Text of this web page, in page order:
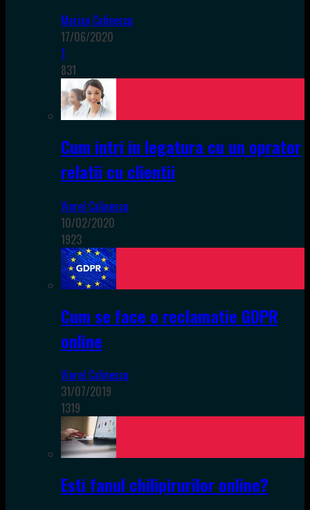
Marian Calinescu
17/06/2020
1
831
Cum intri in legatura cu un oprator
relatii cu clientii
Viorel Calinescu
10/02/2020
1923
Cum se face o reclamatie GDPR
online
Viorel Calinescu
31/07/2019
1319
Esti fanul chilipirurilor online?